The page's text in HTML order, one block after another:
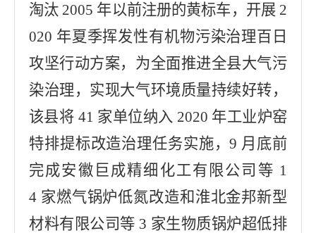
淘汰 2005 年以前注册的黄标车， 开展 2
020 年夏季挥发性有机物污染治理百日
攻坚行动方案，为全面推进全县大气污
染治理，实现大气环境质量持续好转，
该县将 41 家单位纳入 2020 年工业炉窑
特排提标改造治理任务实施，9 月底前
完成安徽巨成精细化工有限公司等 1
4 家燃气锅炉低氮改造和淮北金邦新型
材料有限公司等 3 家生物质锅炉超低排